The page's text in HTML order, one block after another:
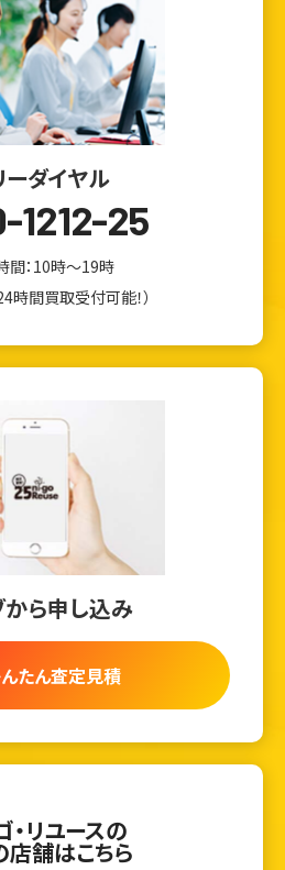
ーダイヤル
1212-25
間：10時～19時
時間買取受付可能！）
から申し込み
たん査定見積
・リユースの
舗はこちら